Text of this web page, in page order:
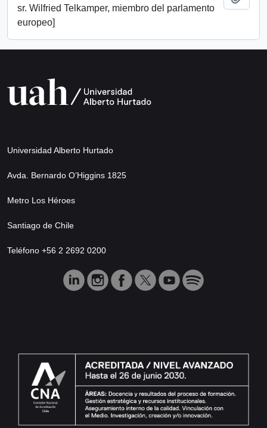
sr. Wilfried Telkamper, miembro del parlamento
europeo]
Universidad Alberto Hurtado
Avda. Bernardo O’Higgins 1825
Metro Los Héroes
Santiago de Chile
Teléfono +56 2 2692 0200